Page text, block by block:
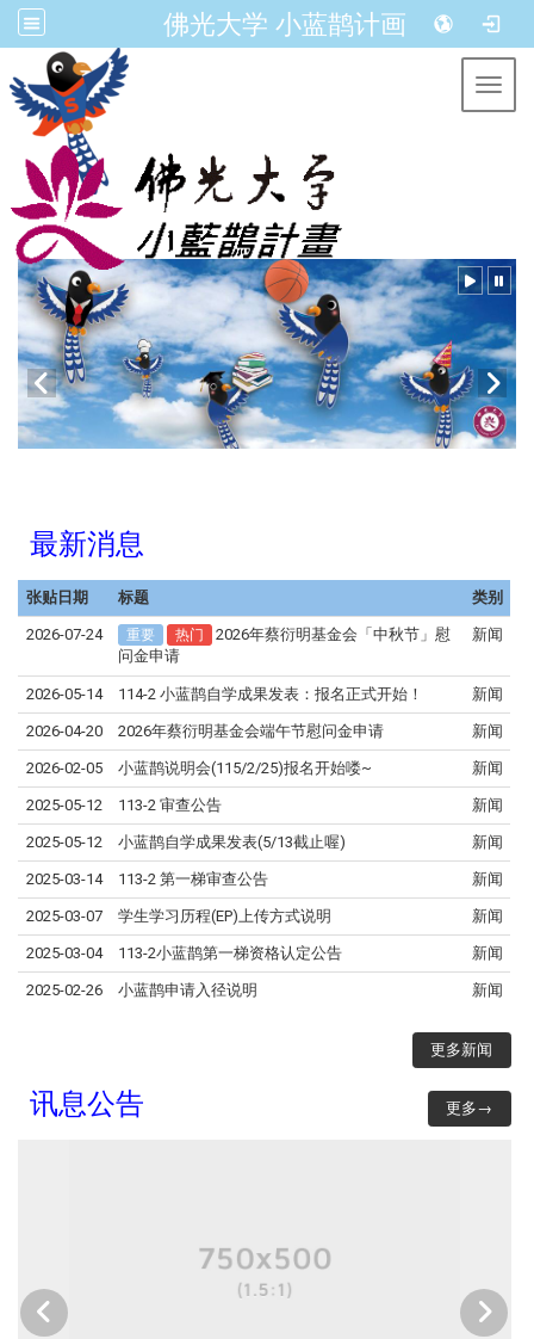
佛光大学 小蓝鹊计画
最新消息
张贴日期 标题 类别
2026-07-24 重要 热门
2026年蔡衍明基金会「中秋节」慰
问金申请
新闻
2026-05-14 114-2 小蓝鹊自学成果发表：报名正式开始！ 新闻
2026-04-20 2026年蔡衍明基金会端午节慰问金申请 新闻
2026-02-05 小蓝鹊说明会(115/2/25)报名开始喽~ 新闻
2025-05-12 113-2 审查公告 新闻
2025-05-12 小蓝鹊自学成果发表(5/13截止喔) 新闻
2025-03-14 113-2 第一梯审查公告 新闻
2025-03-07 学⽣学习历程(EP)上传⽅式说明 新闻
2025-03-04 113-2小蓝鹊第一梯资格认定公告 新闻
2025-02-26 小蓝鹊申请入径说明 新闻
更多新闻
讯息公告 更多→